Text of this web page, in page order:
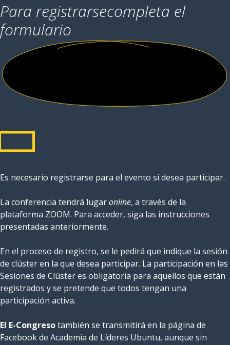
Para registrarsecompleta el
formulario
Es necesario registrarse para el evento si desea participar.
La conferencia tendrá lugaronline, a través de la
plataforma ZOOM. Para acceder, siga las instrucciones
presentadas anteriormente.
En el proceso de registro, se le pedirá que indique la sesión
de clúster en la que desea participar. La participación en las
Sesiones de Clúster es obligatoria para aquellos que están
registrados y se pretende que todos tengan una
participación activa.
El E-Congresotambién se transmitirá en la página de
Facebook de Academia de Líderes Ubuntu, aunque sin